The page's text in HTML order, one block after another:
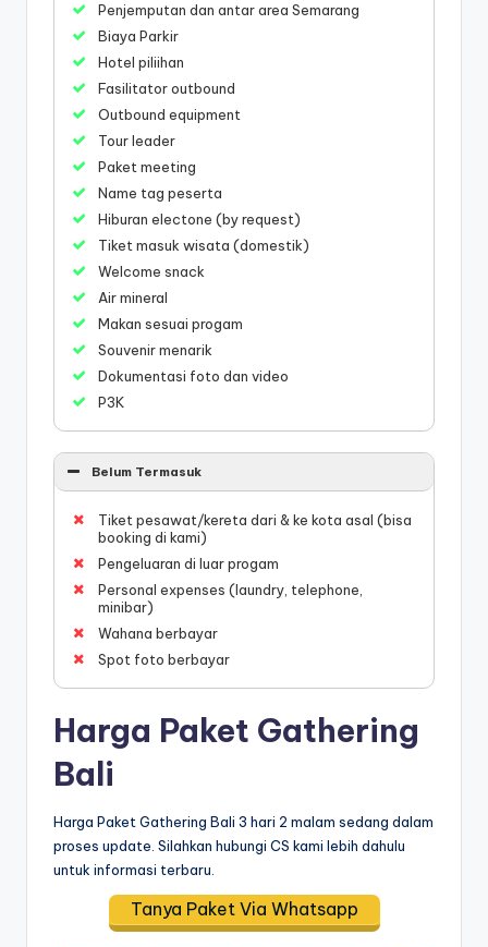
Penjemputan dan antar area Semarang
Biaya Parkir
Hotel piliihan
Fasilitator outbound
Outbound equipment
Tour leader
Paket meeting
Name tag peserta
Hiburan electone (by request)
Tiket masuk wisata (domestik)
Welcome snack
Air mineral
Makan sesuai progam
Souvenir menarik
Dokumentasi foto dan video
P3K
Belum Termasuk
Tiket pesawat/kereta dari & ke kota asal (bisa
booking di kami)
Pengeluaran di luar progam
Personal expenses (laundry, telephone,
minibar)
Wahana berbayar
Spot foto berbayar
Harga Paket Gathering
Bali
Harga Paket Gathering Bali 3 hari 2 malam sedang dalam
proses update. Silahkan hubungi CS kami lebih dahulu
untuk informasi terbaru.
Tanya Paket Via Whatsapp